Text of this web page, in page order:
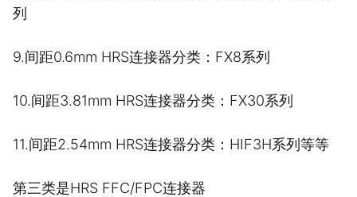
列
9.间距0.6mm HRS连接器分类：FX8系列
10.间距3.81mm HRS连接器分类：FX30系列
11.间距2.54mm HRS连接器分类：HIF3H系列等等
第三类是HRS FFC/FPC连接器